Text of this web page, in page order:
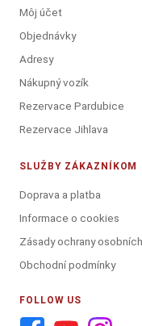
Môj účet
Objednávky
Adresy
Nákupný vozík
Rezervace Pardubice
Rezervace Jihlava
SLUŽBY ZÁKAZNÍKOM
Doprava a platba
Informace o cookies
Zásady ochrany
Obchodní podmínky
FOLLOW US